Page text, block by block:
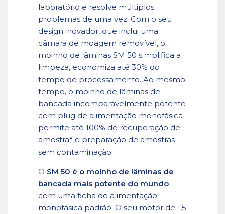
laboratório e resolve múltiplos
problemas de uma vez. Com o seu
design inovador, que inclui uma
câmara de moagem removível, o
moinho de lâminas SM 50 simplifica a
limpeza, economiza até 30% do
tempo de processamento. Ao mesmo
tempo, o moinho de lâminas de
bancada incomparavelmente potente
com plug de alimentação monofásica
permite até 100% de recuperação de
amostra* e preparação de amostras
sem contaminação.
O SM 50 é o moinho de lâminas de
bancada mais potente do mundo
com uma ficha de alimentação
monofásica padrão. O seu motor de 1,5